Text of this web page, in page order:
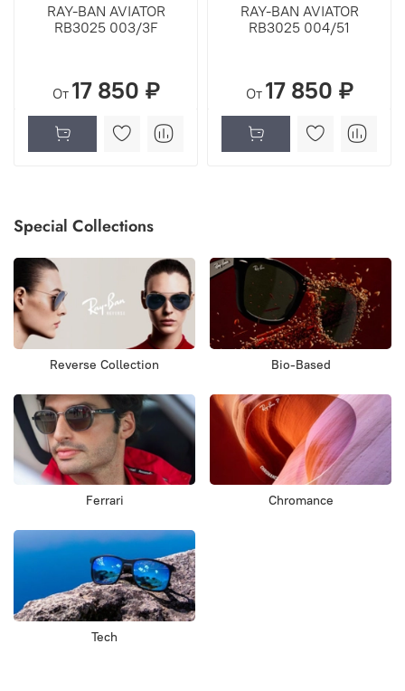
RAY-BAN AVIATOR
RB3025 003/3F
От 17 850 ₽
RAY-BAN AVIATOR
RB3025 004/51
От 17 850 ₽
Special Collections
Reverse Collection Bio-Based
Ferrari Chromance
Tech